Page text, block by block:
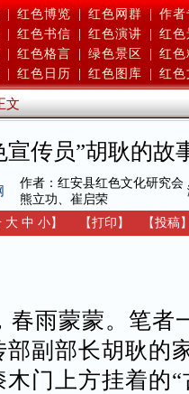
| 红色博览 | 红色网群 | 作者
红色书信 红色演讲
红色
红色格言 绿色景区
红色
红色日历 红色图库 红色
文
宣传员”胡耿的故
作者：红安县红色文化研究会
熊立功、崔启荣
大 中 小】 【打印 】 【投稿
雨蒙蒙。笔者
副部长胡耿的
门上方挂着的